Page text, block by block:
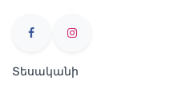
Տեսականի